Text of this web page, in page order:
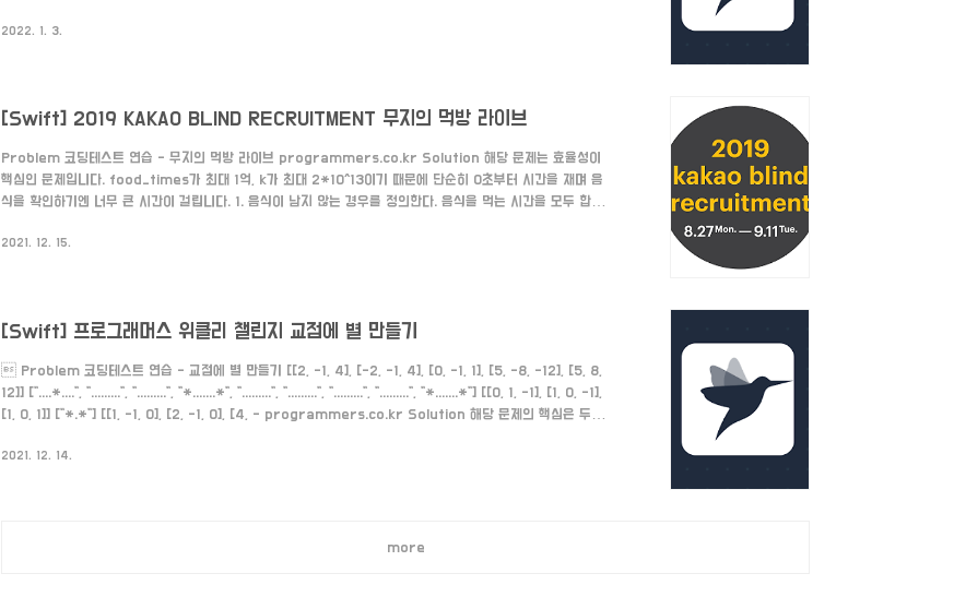
인 다리 길이의 절반, 즉, n/2 입니다. 고로 다리의 길이의 절반이 최소값 중 가장 큰 값이라고 시작합니다. 바위
2022. 1. 3.
[Swift] 2019 KAKAO BLIND RECRUITMENT 무지의 먹방 라이브
Problem 코딩테스트 연습 - 무지의 먹방 라이브 programmers.co.kr Solution 해당 문제는 효율성이
핵심인 문제입니다. food_times가 최대 1억, k가 최대 2*10^13이기 때문에 단순히 0초부터 시간을 재며 음
식을 확인하기엔 너무 큰 시간이 걸립니다. 1. 음식이 남지 않는 경우를 정의한다. 음식을 먹는 시간을 모두 합쳐
은 음식 수와 최소 시간을 곱하여 k에서 빼준다. 한번에 음식 수를 가장 많이 뺄 수 있는 것은 현재 남은 음식 수
2021. 12. 15.
[Swift] 프로그래머스 위클리 챌린지 교점에 별 만들기
 Problem 코딩테스트 연습 - 교점에 별 만들기 [[2, -1, 4], [-2, -1, 4], [0, -1, 1], [5, -8, -12], [5, 8,
12]] ["....*....", ".........", ".........", "*.......*", ".........", ".........", ".........", ".........", "*.......*"] [[0, 1, -1], [1, 0, -1],
[1, 0, 1]] ["*.*"] [[1, -1, 0], [2, -1, 0], [4, - programmers.co.kr Solution 해당 문제의 핵심은 두 직
2021. 12. 14.
more